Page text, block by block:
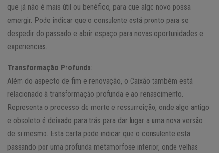
que já não é mais útil ou benéfico, para que algo novo possa
emergir. Pode indicar que o consulente está pronto para se
despedir do passado e abrir espaço para novas oportunidades e
experiências.
Transformação Profunda:
Além do aspecto de fim e renovação, o Caixão também está
relacionado à transformação profunda e ao renascimento.
Representa o processo de morte e ressurreição, onde algo antigo
e obsoleto é deixado para trás para dar lugar a uma nova versão
de si mesmo. Esta carta pode indicar que o consulente está
passando por uma profunda metamorfose interior, onde velhas